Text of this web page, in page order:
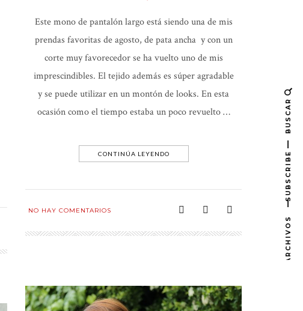
Este mono de pantalón largo está siendo una de mis
prendas favoritas de agosto, de pata ancha y con un
corte muy favorecedor se ha vuelto uno de mis
imprescindibles. El tejido además es súper agradable
y se puede utilizar en un montón de looks. En esta
ocasión como el tiempo estaba un poco revuelto …
CONTINÚA LEYENDO
NO HAY COMENTARIOS
BUSCAR
SUBSCRIBE
ARCHIVOS